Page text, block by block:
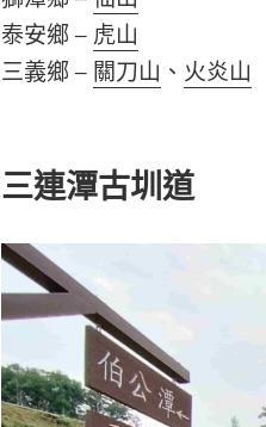
泰安鄉 – 虎山
三義鄉 – 關刀山 、 火炎山
三連潭古圳道